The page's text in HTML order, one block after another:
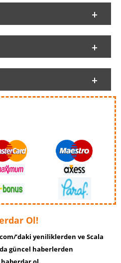
Ol!
’daki yeniliklerden ve Scala
güncel haberlerden